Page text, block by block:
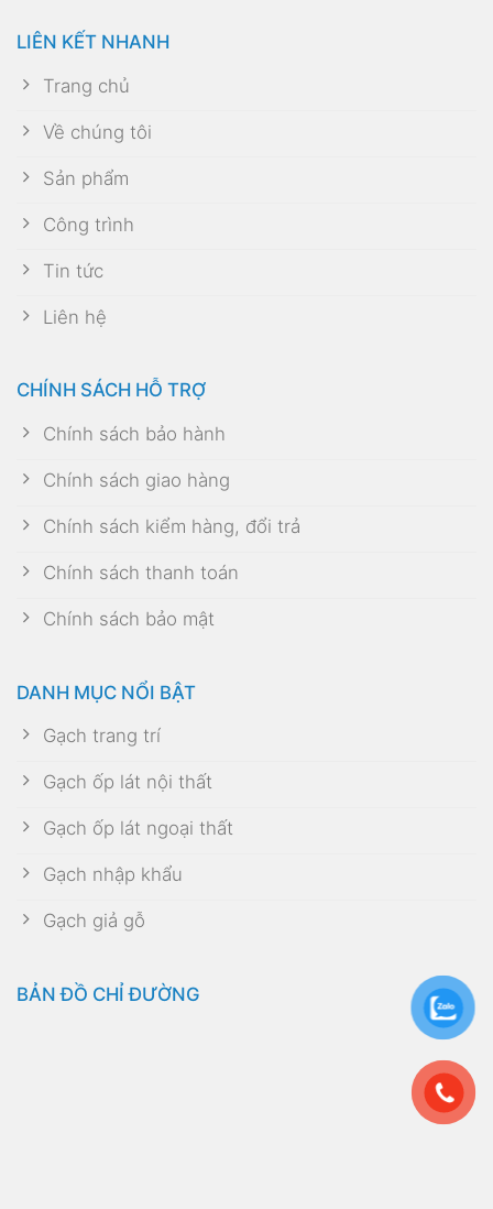
LIÊN KẾT NHANH
Trang chủ
Về chúng tôi
Sản phẩm
Công trình
Tin tức
Liên hệ
CHÍNH SÁCH HỖ TRỢ
Chính sách bảo hành
Chính sách giao hàng
Chính sách kiểm hàng, đổi trả
Chính sách thanh toán
Chính sách bảo mật
DANH MỤC NỔI BẬT
Gạch trang trí
Gạch ốp lát nội thất
Gạch ốp lát ngoại thất
Gạch nhập khẩu
Gạch giả gỗ
BẢN ĐỒ CHỈ ĐƯỜNG